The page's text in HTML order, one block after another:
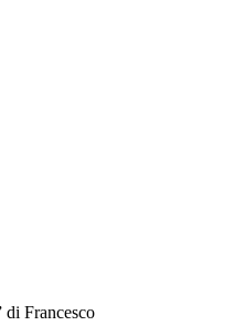
di Francesco